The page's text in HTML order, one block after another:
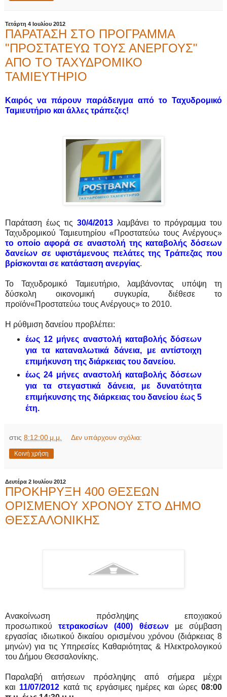
Τετάρτη 4 Ιουλίου 2012
ΠΑΡΑΤΑΣΗ ΣΤΟ ΠΡΟΓΡΑΜΜΑ
"ΠΡΟΣΤΑΤΕΥΩ ΤΟΥΣ ΑΝΕΡΓΟΥΣ"
ΑΠΟ ΤΟ ΤΑΧΥΔΡΟΜΙΚΟ
ΤΑΜΙΕΥΤΗΡΙΟ
Καιρός να πάρουν παράδειγμα από το Ταχυδρομικό
Ταμιευτήριο και άλλες τράπεζες!
Παράταση έως τις30/4/2013 λαμβάνει το πρόγραμμα του
Ταχυδρομικού Ταμιευτηρίου «Προστατεύω τους Ανέργους»
το οποίο αφορά σε αναστολή της καταβολής δόσεων
δανείων σε υφιστάμενους πελάτες της Τράπεζας που
βρίσκονται σε κατάσταση ανεργίας.
Το Ταχυδρομικό Ταμιευτήριο, λαμβάνοντας υπόψη τη
δύσκολη οικονομική συγκυρία, διέθεσε το
προϊόν«Προστατεύω τους Ανέργους» το 2010.
Η ρύθμιση δανείου προβλέπει:
έως 12 μήνες αναστολή καταβολής δόσεων
για τα καταναλωτικά δάνεια, με αντίστοιχη
επιμήκυνση της διάρκειας του δανείου.
έως 24 μήνες αναστολή καταβολής δόσεων
για τα στεγαστικά δάνεια, με δυνατότητα
επιμήκυνσης της διάρκειας του δανείου έως 5
έτη.
στις 8:12:00 μ.μ. Δεν υπάρχουν σχόλια:
Κοινή χρήση
Δευτέρα 2 Ιουλίου 2012
ΠΡΟΚΗΡΥΞΗ 400 ΘΕΣΕΩΝ
ΟΡΙΣΜΕΝΟΥ ΧΡΟΝΟΥ ΣΤΟ ΔΗΜΟ
ΘΕΣΣΑΛΟΝΙΚΗΣ
Ανακοίνωση πρόσληψης εποχιακού
προσωπικούτετρακοσίων (400) θέσεωνμε σύμβαση
εργασίας ιδιωτικού δικαίου ορισμένου χρόνου (διάρκειας 8
μηνών) για τις Υπηρεσίες Καθαριότητας & Ηλεκτρολογικού
του Δήμου Θεσσαλονίκης.
Παραλαβή αιτήσεων πρόσληψης από σήμερα μέχρι
και 11/07/2012 κατά τις εργάσιμες ημέρες και ώρες 08:00